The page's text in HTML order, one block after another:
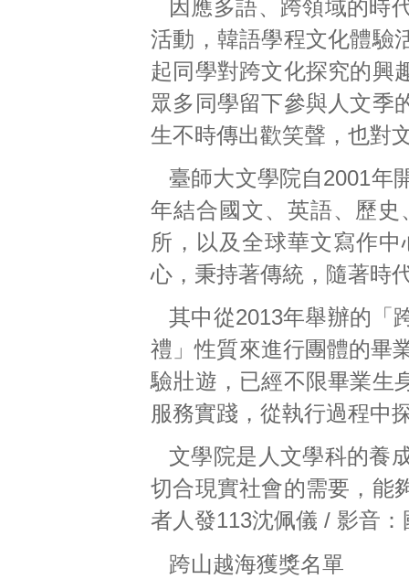
因應多語、跨領域的時
活動，韓語學程文化體驗
起同學對跨文化探究的興
眾多同學留下參與人文季
生不時傳出歡笑聲，也對
臺師大文學院自2001年
年結合國文、英語、歷
所，以及全球華文寫作
心，秉持著傳統，隨著時
其中從2013年舉辦的「
禮」性質來進行團體的畢
驗壯遊，已經不限畢業生
服務實踐，從執行過程中
文學院是人文學科的養
切合現實社會的需要，能
者人發113沈佩儀 / 影音
跨山越海獲獎名單